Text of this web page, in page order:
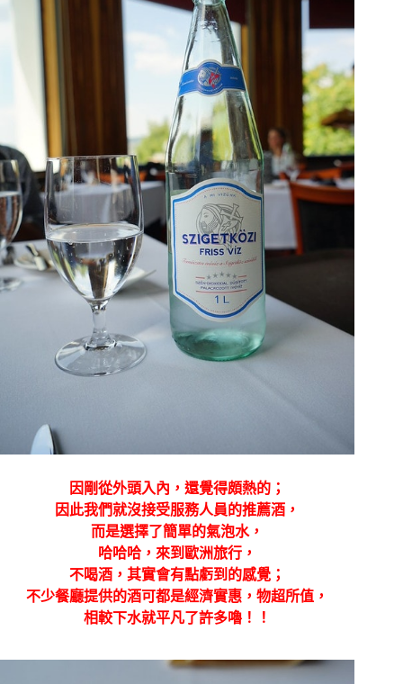
因剛從外頭入內，還覺得頗熱的；
因此我們就沒接受服務人員的推薦酒，
而是選擇了簡單的氣泡水，
哈哈哈，來到歐洲旅行，
不喝酒，其實會有點虧到的感覺；
不少餐廳提供的酒可都是經濟實惠，物超所值，
相較下水就平凡了許多嚕！！